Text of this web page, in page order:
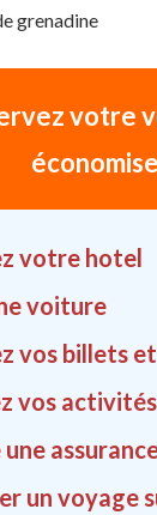
grenadine
votre
votre hotel
voiture
vos billets
vos
un voyage